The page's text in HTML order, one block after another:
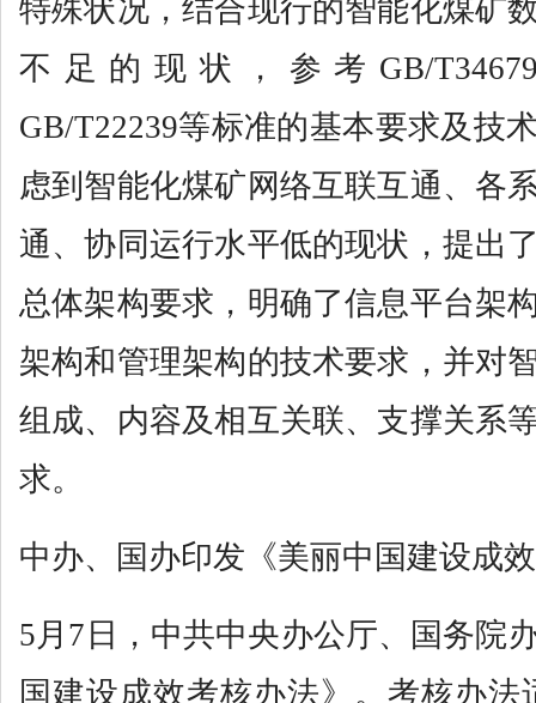
特殊状况，结合现行的智能化煤矿
不足的现状，参考GB/
GB/T22239等标准的基本要求及技
虑到智能化煤矿网络互联互通、各
通、协同运行水平低的现状，提出
总体架构要求，明确了信息平台架
架构和管理架构的技术要求，并对
组成、内容及相互关联、支撑关系
求。
中办、国办印发《美丽中国建设成
5月7日，中共中央办公厅、国务院
国建设成效考核办法》。考核办